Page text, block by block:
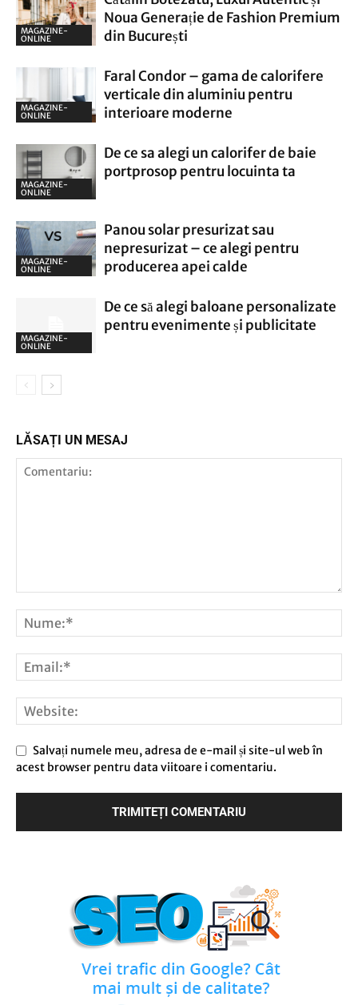
MAGAZINE-
ONLINE
Noua Generație de Fashion Premium
din București
MAGAZINE-
ONLINE
Faral Condor – gama de calorifere
verticale din aluminiu pentru
interioare moderne
MAGAZINE-
ONLINE
De ce sa alegi un calorifer de baie
portprosop pentru locuinta ta
MAGAZINE-
ONLINE
Panou solar presurizat sau
nepresurizat – ce alegi pentru
producerea apei calde
MAGAZINE-
ONLINE
De ce să alegi baloane personalizate
pentru evenimente și publicitate
LĂSAȚI UN MESAJ
Salvați numele meu, adresa de e-mail și site-ul web în
acest browser pentru data viitoare i comentariu.